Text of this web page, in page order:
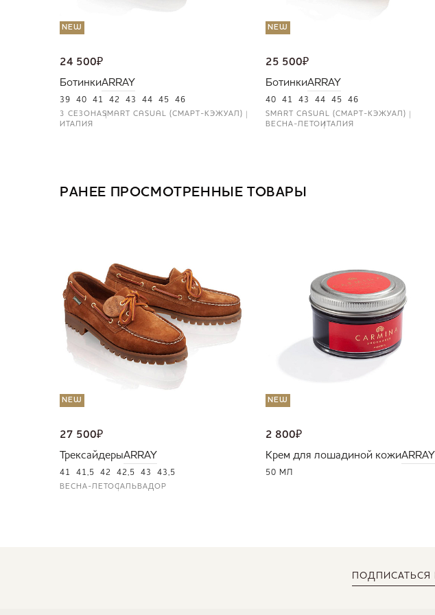
NEW
24 500₽
БотинкиARRAY
39 40 41 42 43 44 45 46
3 СЕЗОНАSMART CASUAL (СМАРТ-КЭЖУАЛ)
ИТАЛИЯ
NEW
25 500₽
БотинкиARRAY
40 41 43 44 45 46
SMART CASUAL (СМАРТ-КЭЖУАЛ)
ВЕСНА-ЛЕТОИТАЛИЯ
РАНЕЕ ПРОСМОТРЕННЫЕ ТОВАРЫ
NEW
27 500₽
ТрексайдерыARRAY
41 41,5 42 42,5 43 43,5
ВЕСНА-ЛЕТОСАЛЬВАДОР
NEW
2 800₽
Крем для лошадиной кожиARRAY
50 МЛ
ПОДПИСАТЬСЯ